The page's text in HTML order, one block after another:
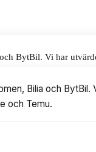
BytBil. Vi har
Bilia och BytBil.
och Temu.